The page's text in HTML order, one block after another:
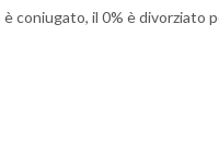
è coniugato, il 0% è divorziato